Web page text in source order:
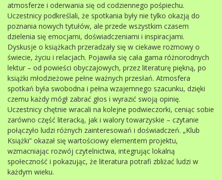
atmosferze i oderwania się od codziennego pośpiechu.
Uczestnicy podkreślali, że spotkania były nie tylko okazją do
poznania nowych tytułów, ale przede wszystkim czasem
dzielenia się emocjami, doświadczeniami i inspiracjami.
Dyskusje o książkach przeradzały się w ciekawe rozmowy o
świecie, życiu i relacjach. Pojawiła się cała gama różnorodnych
lektur – od powieści obyczajowych, przez literaturę piękną, po
książki młodzieżowe pełne ważnych przesłań. Atmosfera
spotkań była swobodna i pełna wzajemnego szacunku, dzięki
czemu każdy mógł zabrać głos i wyrazić swoją opinię.
Uczestnicy chętnie wracali na kolejne podwieczorki, ceniąc sobie
zarówno część literacką, jak i walory towarzyskie – czytanie
połączyło ludzi różnych zainteresowań i doświadczeń. „Klub
Książki” okazał się wartościowy elementem projektu,
wzmacniając rozwój czytelnictwa, integrując lokalną
społeczność i pokazując, że literatura potrafi zbliżać ludzi w
każdym wieku.